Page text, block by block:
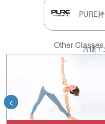
PURE
方便！
Other